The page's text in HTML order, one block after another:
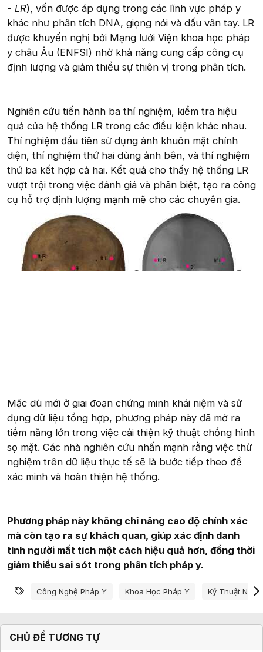
- LR), vốn được áp dụng trong các lĩnh vực pháp y
khác như phân tích DNA, giọng nói và dấu vân tay. LR
được khuyến nghị bởi Mạng lưới Viện khoa học pháp
y châu Âu (ENFSI) nhờ khả năng cung cấp công cụ
định lượng và giảm thiểu sự thiên vị trong phân tích.
Nghiên cứu tiến hành ba thí nghiệm, kiểm tra hiệu
quả của hệ thống LR trong các điều kiện khác nhau.
Thí nghiệm đầu tiên sử dụng ảnh khuôn mặt chính
diện, thí nghiệm thứ hai dùng ảnh bên, và thí nghiệm
thứ ba kết hợp cả hai. Kết quả cho thấy hệ thống LR
vượt trội trong việc đánh giá và phân biệt, tạo ra công
cụ hỗ trợ định lượng mạnh mẽ cho các chuyên gia.
Mặc dù mới ở giai đoạn chứng minh khái niệm và sử
dụng dữ liệu tổng hợp, phương pháp này đã mở ra
tiềm năng lớn trong việc cải thiện kỹ thuật chồng hình
sọ mặt. Các nhà nghiên cứu nhấn mạnh rằng việc thử
nghiệm trên dữ liệu thực tế sẽ là bước tiếp theo để
xác minh và hoàn thiện hệ thống.
Phương pháp này không chỉ nâng cao độ chính xác
mà còn tạo ra sự khách quan, giúp xác định danh
tính người mất tích một cách hiệu quả hơn, đồng thời
giảm thiểu sai sót trong phân tích pháp y.
Từ khóa
Công Nghệ Pháp Y Khoa Học Pháp Y Kỹ Thuật
CHỦ ĐỀ TƯƠNG TỰ